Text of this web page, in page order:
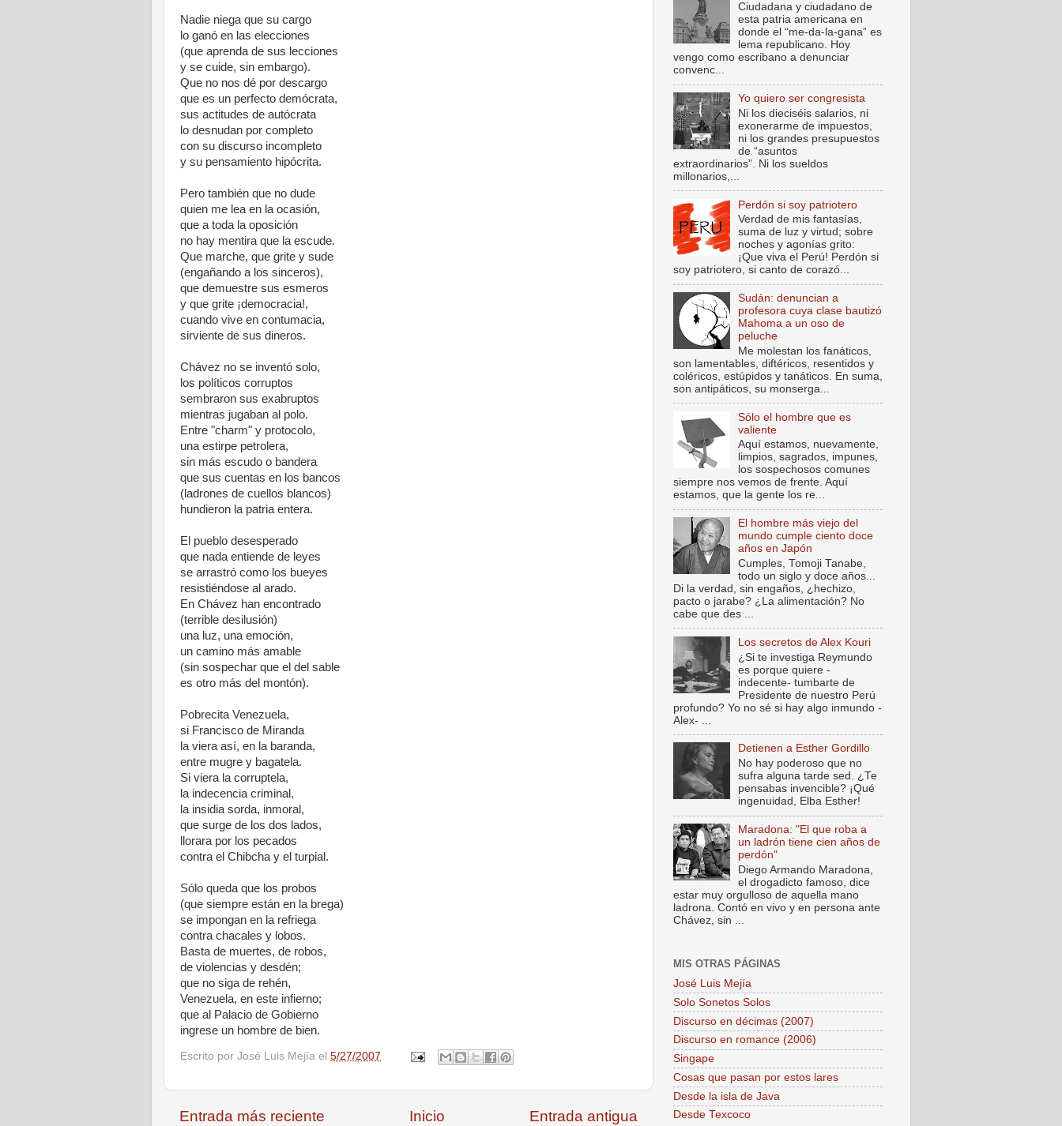
Nadie niega que su cargo
lo ganó en las elecciones
(que aprenda de sus lecciones
y se cuide, sin embargo).
Que no nos dé por descargo
que es un perfecto demócrata,
sus actitudes de autócrata
lo desnudan por completo
con su discurso incompleto
y su pensamiento hipócrita.
Pero también que no dude
quien me lea en la ocasión,
que a toda la oposición
no hay mentira que la escude.
Que marche, que grite y sude
(engañando a los sinceros),
que demuestre sus esmeros
y que grite ¡democracia!,
cuando vive en contumacia,
sirviente de sus dineros.
Chávez no se inventó solo,
los políticos corruptos
sembraron sus exabruptos
mientras jugaban al polo.
Entre "charm" y protocolo,
una estirpe petrolera,
sin más escudo o bandera
que sus cuentas en los bancos
(ladrones de cuellos blancos)
hundieron la patria entera.
El pueblo desesperado
que nada entiende de leyes
se arrastró como los bueyes
resistiéndose al arado.
En Chávez han encontrado
(terrible desilusión)
una luz, una emoción,
un camino más amable
(sin sospechar que el del sable
es otro más del montón).
Pobrecita Venezuela,
si Francisco de Miranda
la viera así, en la baranda,
entre mugre y bagatela.
Si viera la corruptela,
la indecencia criminal,
la insidia sorda, inmoral,
que surge de los dos lados,
llorara por los pecados
contra el Chibcha y el turpial.
Sólo queda que los probos
(que siempre están en la brega)
se impongan en la refriega
contra chacales y lobos.
Basta de muertes, de robos,
de violencias y desdén;
que no siga de rehén,
Venezuela, en este infierno;
que al Palacio de Gobierno
ingrese un hombre de bien.
Escrito por José Luis Mejía el 5/27/2007
Entrada más reciente Entrada antigua
Inicio
Ciudadana y ciudadano de
esta patria americana en
donde el “me-da-la-gana” es
lema republicano. Hoy
vengo como escribano a denunciar
convenc...
Yo quiero ser congresista
Ni los dieciséis salarios, ni
exonerarme de impuestos,
ni los grandes presupuestos
de “asuntos
extraordinarios”. Ni los sueldos
millonarios,...
Perdón si soy patriotero
Verdad de mis fantasías,
suma de luz y virtud; sobre
noches y agonías grito:
¡Que viva el Perú! Perdón si
soy patriotero, si canto de corazó...
Sudán: denuncian a
profesora cuya clase bautizó
Mahoma a un oso de
peluche
Me molestan los fanáticos,
son lamentables, diftéricos, resentidos y
coléricos, estúpidos y tanáticos. En suma,
son antipáticos, su monserga...
Sólo el hombre que es
valiente
Aquí estamos, nuevamente,
limpios, sagrados, impunes,
los sospechosos comunes
siempre nos vemos de frente. Aquí
estamos, que la gente los re...
El hombre más viejo del
mundo cumple ciento doce
años en Japón
Cumples, Tomoji Tanabe,
todo un siglo y doce años...
Di la verdad, sin engaños, ¿hechizo,
pacto o jarabe? ¿La alimentación? No
cabe que des ...
Los secretos de Alex Kouri
¿Si te investiga Reymundo
es porque quiere -
indecente- tumbarte de
Presidente de nuestro Perú
profundo? Yo no sé si hay algo inmundo -
Alex- ...
Detienen a Esther Gordillo
No hay poderoso que no
sufra alguna tarde sed. ¿Te
pensabas invencible? ¡Qué
ingenuidad, Elba Esther!
Maradona: "El que roba a
un ladrón tiene cien años de
perdón"
Diego Armando Maradona,
el drogadicto famoso, dice
estar muy orgulloso de aquella mano
ladrona. Contó en vivo y en persona ante
Chávez, sin ...
MIS OTRAS PÁGINAS
José Luis Mejía
Solo Sonetos Solos
Discurso en décimas (2007)
Discurso en romance (2006)
Singape
Cosas que pasan por estos lares
Desde la isla de Java
Desde Texcoco